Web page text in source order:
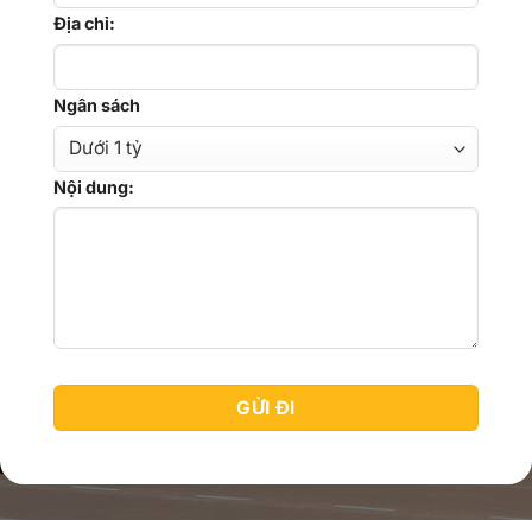
Địa chỉ:
Ngân sách
Nội dung: